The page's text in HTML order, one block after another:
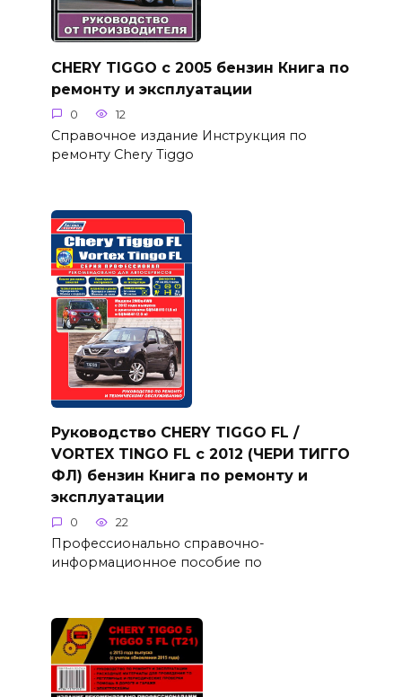
CHERY TIGGO с 2005 бензин Книга по
ремонту и эксплуатации
0 12
Справочное издание Инструкция по
ремонту Chery Tiggo
Руководство CHERY TIGGO FL /
VORTEX TINGO FL с 2012 (ЧЕРИ ТИГГО
ФЛ) бензин Книга по ремонту и
эксплуатации
0 22
Профессионально справочно-
информационное пособие по